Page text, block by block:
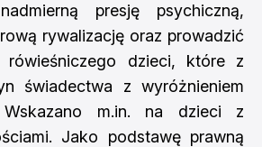
presję psychiczną,
rywalizację oraz prowadzić
rówieśniczego dzieci, które z
świadectwa z wyróżnieniem
m.in. na dzieci z
Jako podstawę prawną